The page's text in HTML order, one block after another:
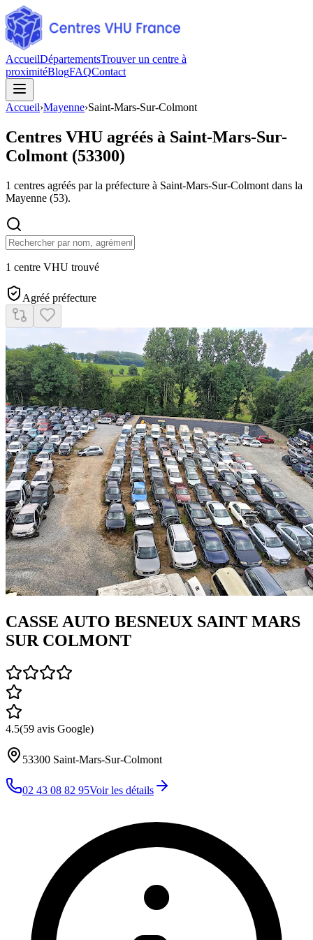
AccueilDépartementsTrouver un centre à
proximitéBlogFAQContact
Accueil›Mayenne›Saint-Mars-Sur-Colmont
Centres VHU agréés à Saint-Mars-Sur-
Colmont (53300)
1 centres agréés par la préfecture à Saint-Mars-Sur-Colmont dans la
Mayenne (53).
1 centre VHU trouvé
Agréé préfecture
CASSE AUTO BESNEUX SAINT MARS
SUR COLMONT
4.5(59 avis Google)
53300 Saint-Mars-Sur-Colmont
02 43 08 82 95Voir les détails